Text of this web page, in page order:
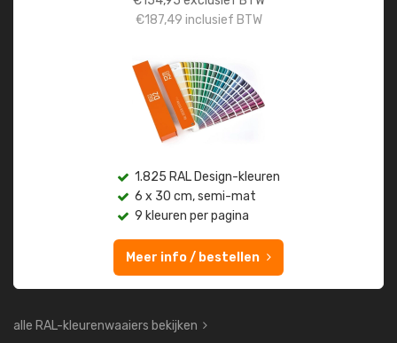
€187,49 inclusief BTW
1.825 RAL Design-kleuren
6 x 30 cm, semi-mat
9 kleuren per pagina
Meer info / bestellen
alle RAL-kleurenwaaiers bekijken